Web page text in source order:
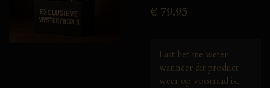
€ 79,95
Laat het me weten
wanneer dit product
weer op voorraad is.